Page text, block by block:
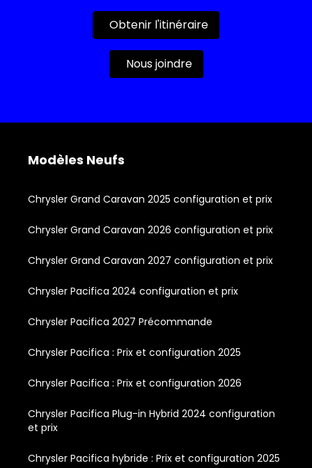
Obtenir l'itinéraire
Nous joindre
Modèles Neufs
Chrysler Grand Caravan 2025 configuration et prix
Chrysler Grand Caravan 2026 configuration et prix
Chrysler Grand Caravan 2027 configuration et prix
Chrysler Pacifica 2024 configuration et prix
Chrysler Pacifica 2027 Précommande
Chrysler Pacifica : Prix et configuration 2025
Chrysler Pacifica : Prix et configuration 2026
Chrysler Pacifica Plug-in Hybrid 2024 configuration
et prix
Chrysler Pacifica hybride : Prix et configuration 2025